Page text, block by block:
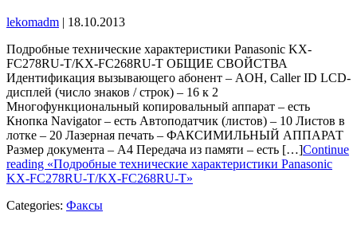
lekomadm | 18.10.2013
Подробные технические характеристики Panasonic KX-
FC278RU-T/KX-FC268RU-T ОБЩИЕ СВОЙСТВА
Идентификация вызывающего абонент – AOH, Caller ID LCD-
дисплей (число знаков / строк) – 16 к 2
Многофункциональный копировальный аппарат – есть
Кнопка Navigator – есть Автоподатчик (листов) – 10 Листов в
лотке – 20 Лазерная печать – ФАКСИМИЛЬНЫЙ АППАРАТ
Размер документа – А4 Передача из памяти – есть […]Continue
reading «Подробные технические характеристики Panasonic
KX-FC278RU-T/KX-FC268RU-T»
Categories: Факсы